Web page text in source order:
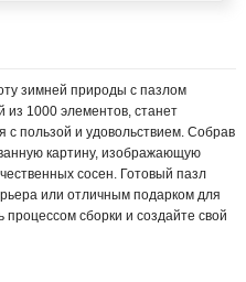
зимней природы с пазлом
1000 элементов, станет
пользой и удовольствием. Собрав
картину, изображающую
сосен. Готовый пазл
или отличным подарком для
сборки и создайте свой